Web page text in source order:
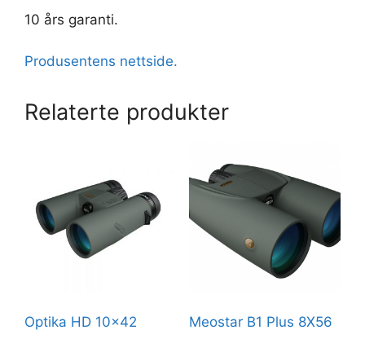
10 års garanti.
Produsentens nettside.
Relaterte produkter
Optika HD 10×42 Meostar B1 Plus 8X56